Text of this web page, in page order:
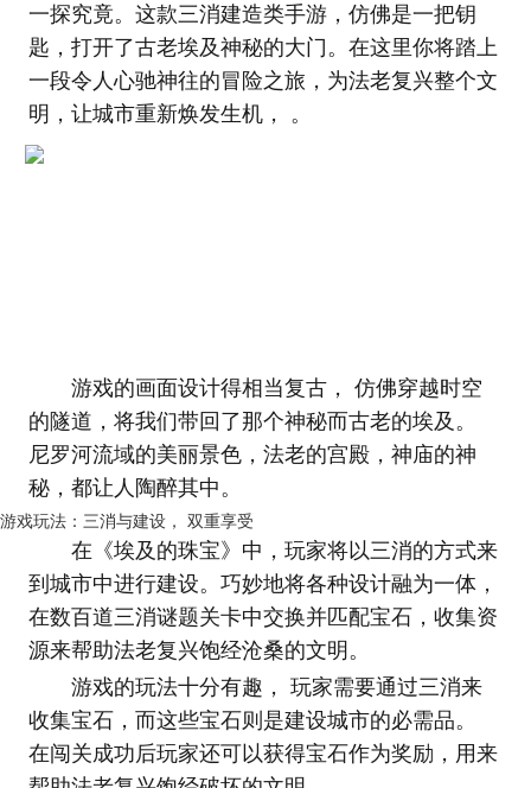
一探究竟。这款三消建造类手游，仿佛是一把钥
匙，打开了古老埃及神秘的大门。在这里你将踏上
一段令人心驰神往的冒险之旅，为法老复兴整个文
明，让城市重新焕发生机， 。
游戏的画面设计得相当复古， 仿佛穿越时空
的隧道，将我们带回了那个神秘而古老的埃及。
尼罗河流域的美丽景色，法老的宫殿，神庙的神
秘，都让人陶醉其中。
游戏玩法：三消与建设， 双重享受
在《埃及的珠宝》中，玩家将以三消的方式来
到城市中进行建设。巧妙地将各种设计融为一体，
在数百道三消谜题关卡中交换并匹配宝石，收集资
源来帮助法老复兴饱经沧桑的文明。
游戏的玩法十分有趣， 玩家需要通过三消来
收集宝石，而这些宝石则是建设城市的必需品。
在闯关成功后玩家还可以获得宝石作为奖励，用来